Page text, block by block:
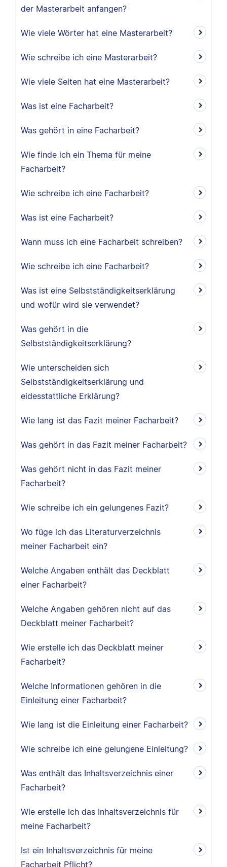
der Masterarbeit anfangen?
Wie viele Wörter hat eine Masterarbeit?
Wie schreibe ich eine Masterarbeit?
Wie viele Seiten hat eine Masterarbeit?
Was ist eine Facharbeit?
Was gehört in eine Facharbeit?
Wie finde ich ein Thema für meine
Facharbeit?
Wie schreibe ich eine Facharbeit?
Was ist eine Facharbeit?
Wann muss ich eine Facharbeit schreiben?
Wie schreibe ich eine Facharbeit?
Was ist eine Selbstständigkeitserklärung
und wofür wird sie verwendet?
Was gehört in die
Selbstständigkeitserklärung?
Wie unterscheiden sich
Selbstständigkeitserklärung und
eidesstattliche Erklärung?
Wie lang ist das Fazit meiner Facharbeit?
Was gehört in das Fazit meiner Facharbeit?
Was gehört nicht in das Fazit meiner
Facharbeit?
Wie schreibe ich ein gelungenes Fazit?
Wo füge ich das Literaturverzeichnis
meiner Facharbeit ein?
Welche Angaben enthält das Deckblatt
einer Facharbeit?
Welche Angaben gehören nicht auf das
Deckblatt meiner Facharbeit?
Wie erstelle ich das Deckblatt meiner
Facharbeit?
Welche Informationen gehören in die
Einleitung einer Facharbeit?
Wie lang ist die Einleitung einer Facharbeit?
Wie schreibe ich eine gelungene Einleitung?
Was enthält das Inhaltsverzeichnis einer
Facharbeit?
Wie erstelle ich das Inhaltsverzeichnis für
meine Facharbeit?
Ist ein Inhaltsverzeichnis für meine
Facharbeit Pflicht?